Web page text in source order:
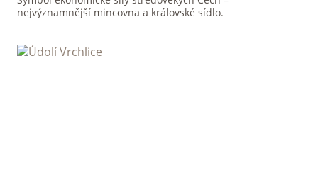
nejvýznamnější mincovna a královské sídlo.